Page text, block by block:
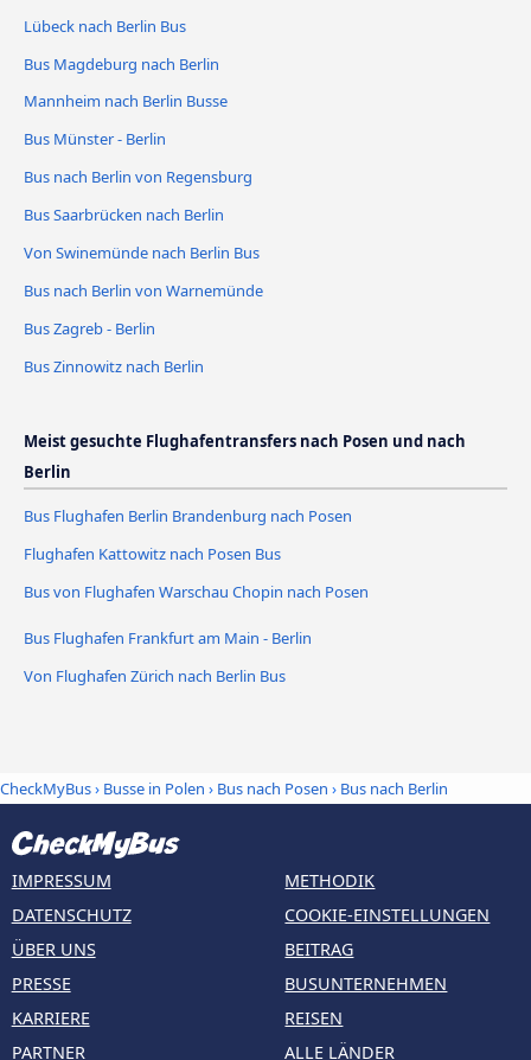
Lübeck nach Berlin Bus
Bus Magdeburg nach Berlin
Mannheim nach Berlin Busse
Bus Münster - Berlin
Bus nach Berlin von Regensburg
Bus Saarbrücken nach Berlin
Von Swinemünde nach Berlin Bus
Bus nach Berlin von Warnemünde
Bus Zagreb - Berlin
Bus Zinnowitz nach Berlin
Meist gesuchte Flughafentransfers nach Posen und nach
Berlin
Bus Flughafen Berlin Brandenburg nach Posen
Flughafen Kattowitz nach Posen Bus
Bus von Flughafen Warschau Chopin nach Posen
Bus Flughafen Frankfurt am Main - Berlin
Von Flughafen Zürich nach Berlin Bus
CheckMyBus› Busse in Polen › Bus nach Posen › Bus nach Berlin
IMPRESSUM
DATENSCHUTZ
ÜBER UNS
PRESSE
KARRIERE
PARTNER
METHODIK
COOKIE-EINSTELLUNGEN
BEITRAG
BUSUNTERNEHMEN
REISEN
ALLE LÄNDER